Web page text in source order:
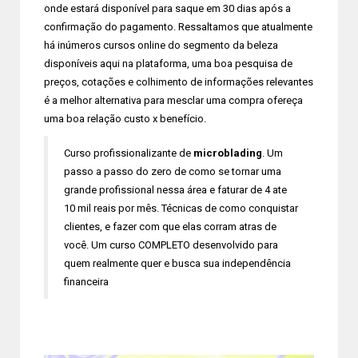
onde estará disponível para saque em 30 dias após a
confirmação do pagamento. Ressaltamos que atualmente
há inúmeros cursos online do segmento da beleza
disponíveis aqui na plataforma, uma boa pesquisa de
preços, cotações e colhimento de informações relevantes
é a melhor alternativa para mesclar uma compra ofereça
uma boa relação custo x benefício.
Curso profissionalizante de microblading. Um
passo a passo do zero de como se tornar uma
grande profissional nessa área e faturar de 4 ate
10 mil reais por mês. Técnicas de como conquistar
clientes, e fazer com que elas corram atras de
você. Um curso COMPLETO desenvolvido para
quem realmente quer e busca sua independência
financeira